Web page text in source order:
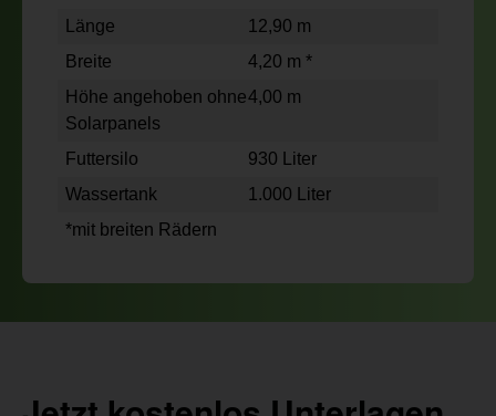
Länge
12,90 m
Breite
4,20 m *
Höhe angehoben ohne
Solarpanels
4,00 m
Futtersilo
930 Liter
Wassertank
1.000 Liter
*mit breiten Rädern